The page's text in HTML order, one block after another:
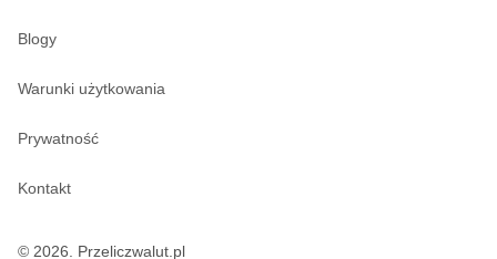
Blogy
Warunki użytkowania
Prywatność
Kontakt
© 2026. Przeliczwalut.pl